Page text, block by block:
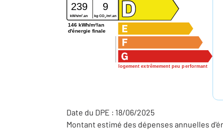
logement extrêmement peu performant
239 9
kWh/m2 .an kg CO2 /m2 .an
146 kWh/m²/an
d'énergie finale
Date du DPE : 18/06/2025
Montant estimé des dépenses annuelles